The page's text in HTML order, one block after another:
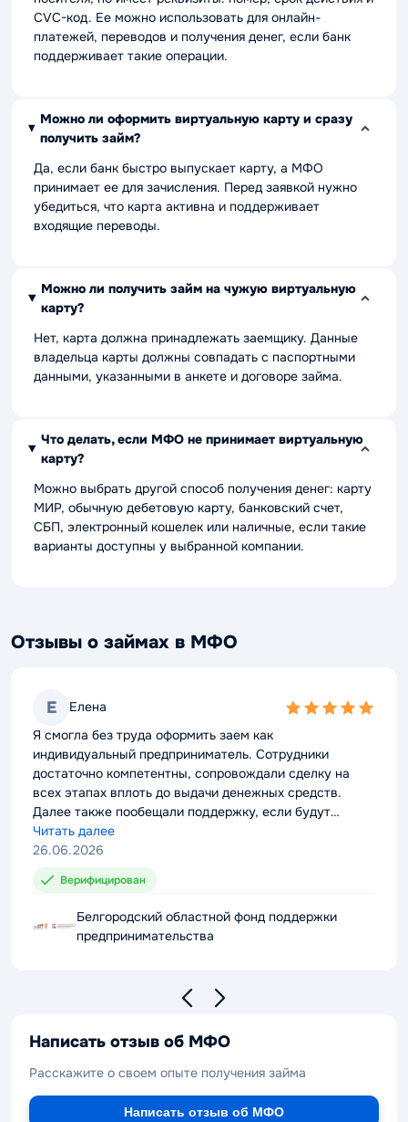
CVC-код. Ее можно использовать для онлайн-
платежей, переводов и получения денег, если банк
поддерживает такие операции.
Можно ли оформить виртуальную карту и сразу
получить займ?
Да, если банк быстро выпускает карту, а МФО
принимает ее для зачисления. Перед заявкой нужно
убедиться, что карта активна и поддерживает
входящие переводы.
Можно ли получить займ на чужую виртуальную
карту?
Нет, карта должна принадлежать заемщику. Данные
владельца карты должны совпадать с паспортными
данными, указанными в анкете и договоре займа.
Что делать, если МФО не принимает виртуальную
карту?
Можно выбрать другой способ получения денег: карту
МИР, обычную дебетовую карту, банковский счет,
СБП, электронный кошелек или наличные, если такие
варианты доступны у выбранной компании.
Отзывы о займах в МФО
Е Елена
5,0
Я смогла без труда оформить заем как
индивидуальный предприниматель. Сотрудники
достаточно компетентны, сопровождали сделку на
всех этапах вплоть до выдачи денежных средств.
Далее также пообещали поддержку, если будут
проблемы с выплатой долга. Можно смело
рекомендовать компанию к сотрудничеству.
Читать далее
26.06.2026
Верифицирован
Белгородский областной фонд поддержки
предпринимательства
Написать отзыв об МФО
Расскажите о своем опыте получения займа
Написать отзыв об МФО